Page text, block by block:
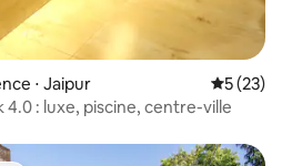
⋅ Jaipur
5 (23)
4.0 : luxe, piscine, centre-ville